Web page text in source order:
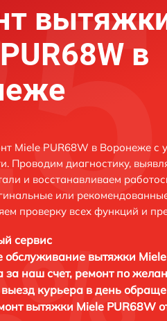
в
Miele PUR68W в Воронеже с
Проводим диагностику,
и восстанавливаем
или
проверку всех функций и
сервис
обслуживание вытяжки
за наш счет, ремонт по
курьера в день
вытяжки Miele PUR68W